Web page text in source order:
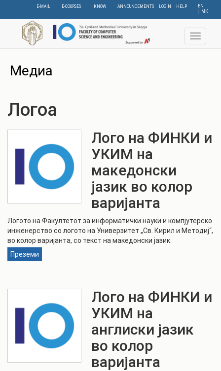
content
EN
МК
E-MAIL E-COURSES IKNOW ANNOUNCEMENTS LOGIN HELP
Toggle
Медиа
Логоа
Лого на ФИНКИ и
УКИМ на
македонски
јазик во колор
варијанта
Логото на Факултетот за информатички науки и компјутерско
инженерство со логото на Универзитет „Св. Кирил и Методиј“,
во колор варијанта, со текст на македонски јазик.
Преземи
Лого на ФИНКИ и
УКИМ на
англиски јазик
во колор
варијанта